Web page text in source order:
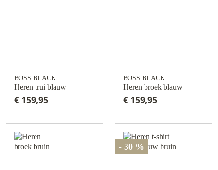
BOSS BLACK
Heren trui blauw
€ 159,95
BOSS BLACK
Heren broek blauw
€ 159,95
- 30 %